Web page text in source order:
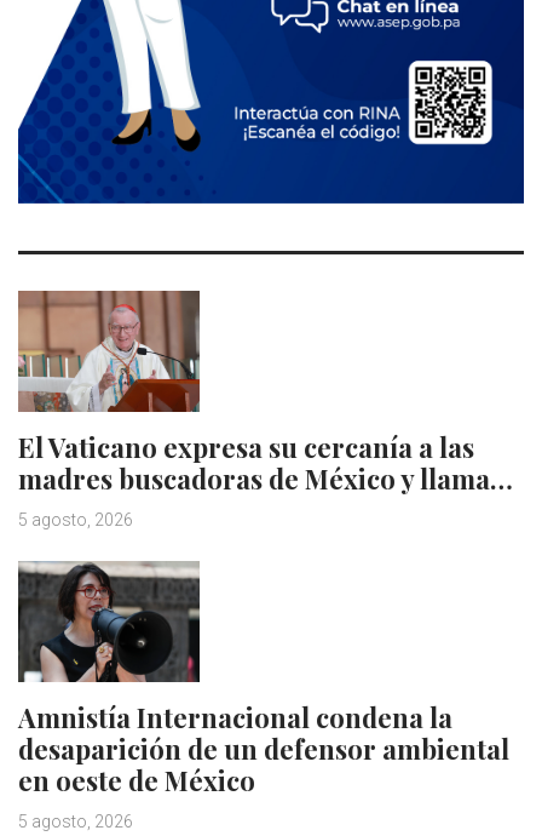
El Vaticano expresa su cercanía a las
madres buscadoras de México y llama…
5 agosto, 2026
Amnistía Internacional condena la
desaparición de un defensor ambiental
en oeste de México
5 agosto, 2026